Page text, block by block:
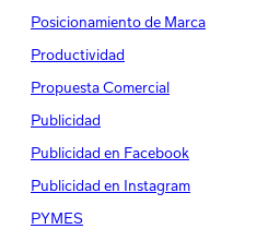
Posicionamiento de Marca
Productividad
Propuesta Comercial
Publicidad
Publicidad en Facebook
Publicidad en Instagram
PYMES